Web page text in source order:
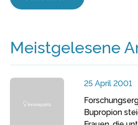
Meistgelesene
25 April 2001
Bupropion